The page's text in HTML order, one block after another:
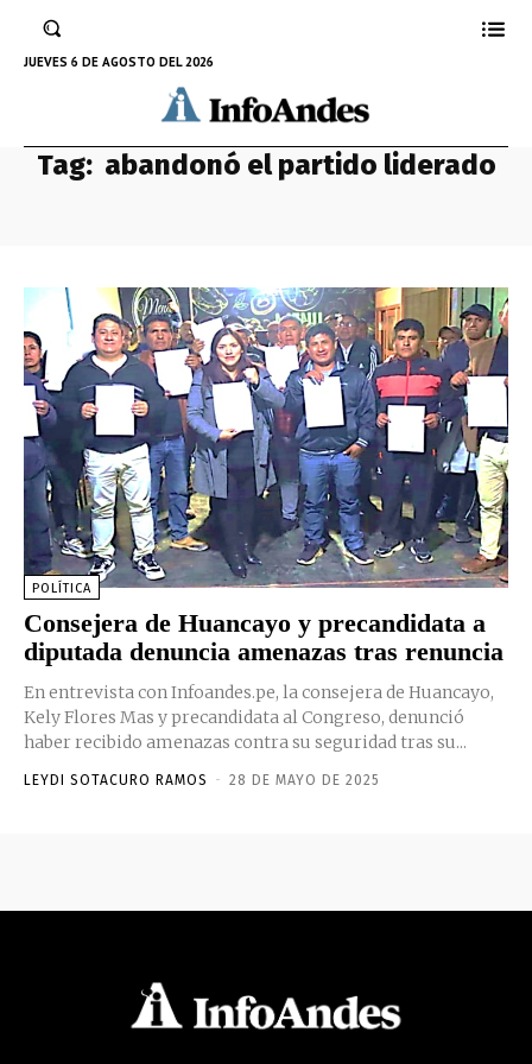
JUEVES 6 DE AGOSTO DEL 2026
Tag: abandonó el partido liderado
POLÍTICA
Consejera de Huancayo y precandidata a
diputada denuncia amenazas tras renuncia
En entrevista con Infoandes.pe, la consejera de Huancayo,
Kely Flores Mas y precandidata al Congreso, denunció
haber recibido amenazas contra su seguridad tras su...
LEYDI SOTACURO RAMOS - 28 DE MAYO DE 2025